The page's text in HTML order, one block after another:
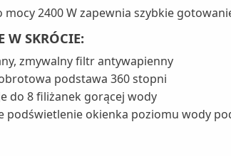
mocy 2400 W zapewnia szybkie
W SKRÓCIE:
zmywalny filtr antywapienny
podstawa 360 stopni
do 8 filiżanek gorącej wody
podświetlenie okienka poziomu wody